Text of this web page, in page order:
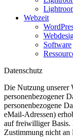
Webzeit
Software
Datenschutz
Die Nutzung unserer
personenbezogener
personenbezogene
eMail-Adressen)
auf freiwilliger Basis.
Zustimmung nicht an